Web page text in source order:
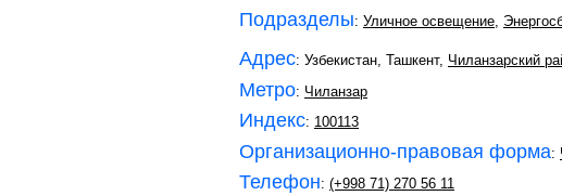
Подразделы: Уличное освещение,
Адрес: Узбекистан, Ташкент, Чиланзарский
Метро: Чиланзар
Индекс: 100113
Организационно-правовая форма:
Телефон: (+998 71) 270 56 11